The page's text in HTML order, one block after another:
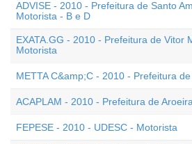
ADVISE - 2010 - Prefeitura de Santo
Motorista - B e D
EXATA.GG - 2010 - Prefeitura de Vitor
Motorista
METTA C&amp;C - 2010 - Prefeitura
ACAPLAM - 2010 - Prefeitura de
FEPESE - 2010 - UDESC - Motorista